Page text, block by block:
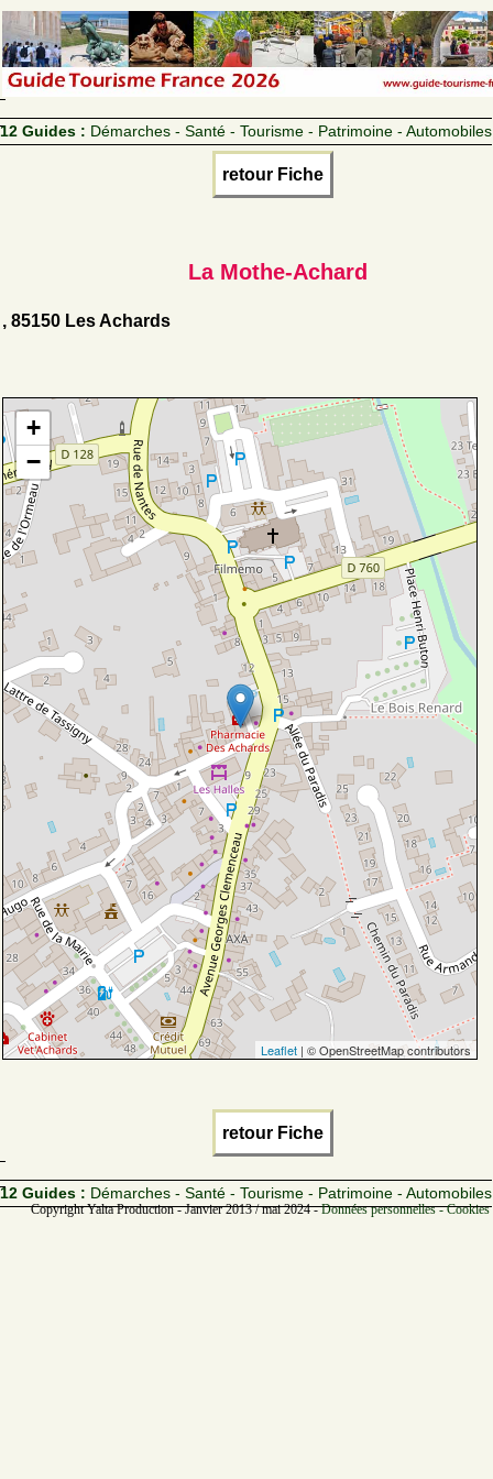
12 Guides : Démarches - Santé - Tourisme - Patrimoine - Automobiles
retour Fiche
La Mothe-Achard
, 85150 Les Achards
+
−
Leaflet | © OpenStreetMap contributors
retour Fiche
12 Guides : Démarches - Santé - Tourisme - Patrimoine - Automobiles
Copyright Yalta Production - Janvier 2013 / mai 2024 -Données personnelles -